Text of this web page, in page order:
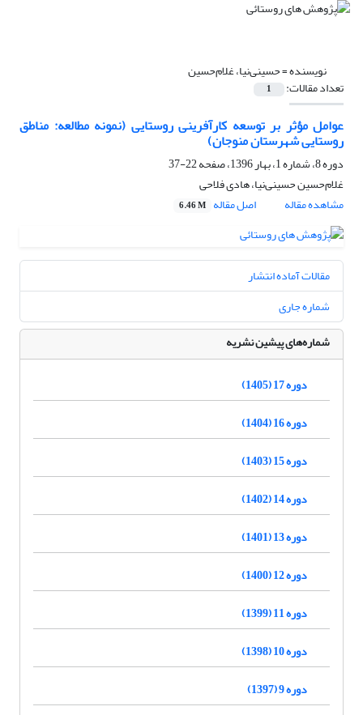
نویسنده =حسینی‌نیا، غلام‌حسین
تعداد مقالات: 1
عوامل مؤثر بر توسعه کارآفرینی روستایی (نمونه مطالعه: مناطق
روستایی شهرستان منوجان)
دوره 8، شماره 1، بهار 1396، صفحه
22-37
غلام‌حسین حسینی‌نیا، هادی فلاحی
مشاهده مقاله
اصل مقاله 6.46 M
مقالات آماده انتشار
شماره جاری
شماره‌های پیشین نشریه
دوره 17 (1405)
دوره 16 (1404)
دوره 15 (1403)
دوره 14 (1402)
دوره 13 (1401)
دوره 12 (1400)
دوره 11 (1399)
دوره 10 (1398)
دوره 9 (1397)